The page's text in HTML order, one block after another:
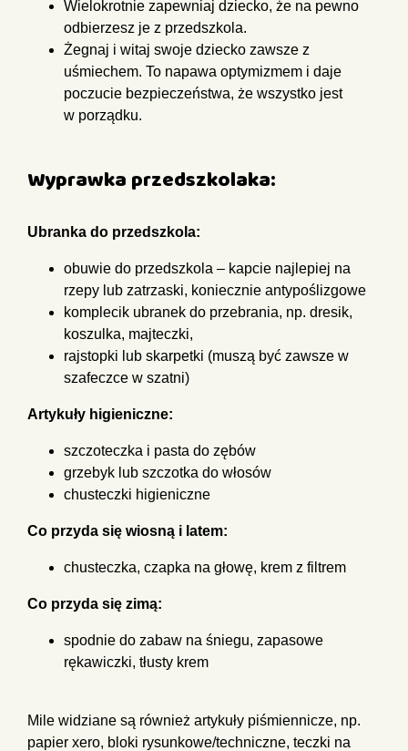
Wielokrotnie zapewniaj dziecko, że na pewno
odbierzesz je z przedszkola.
Żegnaj i witaj swoje dziecko zawsze z
uśmiechem. To napawa optymizmem i daje
poczucie bezpieczeństwa, że wszystko jest
w porządku.
Wyprawka przedszkolaka:
Ubranka do przedszkola:
obuwie do przedszkola – kapcie najlepiej na
rzepy lub zatrzaski, koniecznie antypoślizgowe
komplecik ubranek do przebrania, np. dresik,
koszulka, majteczki,
rajstopki lub skarpetki (muszą być zawsze w
szafeczce w szatni)
Artykuły higieniczne:
szczoteczka i pasta do zębów
grzebyk lub szczotka do włosów
chusteczki higieniczne
Co przyda się wiosną i latem:
chusteczka, czapka na głowę, krem z filtrem
Co przyda się zimą:
spodnie do zabaw na śniegu, zapasowe
rękawiczki, tłusty krem
Mile widziane są również artykuły piśmiennicze, np.
papier xero, bloki rysunkowe/techniczne, teczki na